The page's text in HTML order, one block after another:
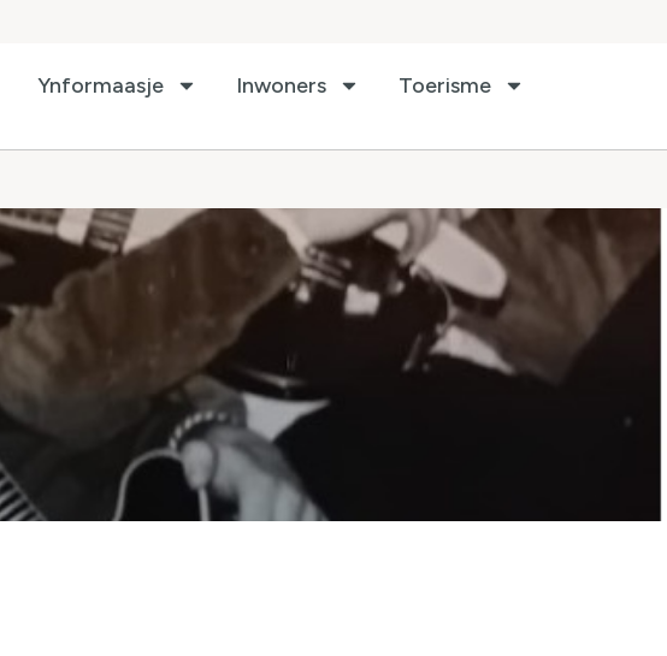
Ynformaasje Inwoners Toerisme